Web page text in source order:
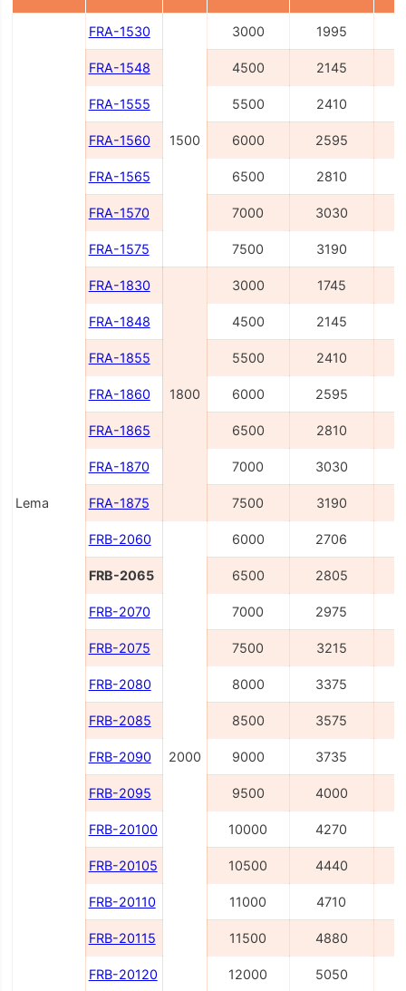
Lema
FRA-1530
1500
3000 1995
FRA-1548 4500 2145
FRA-1555 5500 2410
FRA-1560 6000 2595
FRA-1565 6500 2810
FRA-1570 7000 3030
FRA-1575 7500 3190
FRA-1830
1800
3000 1745
FRA-1848 4500 2145
FRA-1855 5500 2410
FRA-1860 6000 2595
FRA-1865 6500 2810
FRA-1870 7000 3030
FRA-1875 7500 3190
FRB-2060
2000
6000 2706
FRB-2065 6500 2805
FRB-2070 7000 2975
FRB-2075 7500 3215
FRB-2080 8000 3375
FRB-2085 8500 3575
FRB-2090 9000 3735
FRB-2095 9500 4000
FRB-20100 10000 4270
FRB-20105 10500 4440
FRB-20110 11000 4710
FRB-20115 11500 4880
FRB-20120 12000 5050